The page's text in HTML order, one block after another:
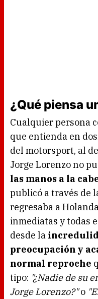
¿Qué piensa
Cualquier persona
que entienda en
del motorsport, al
Jorge Lorenzo no
las manos a la
publicó a través de
regresaba a
inmediatas y todas
desde la
preocupación y
normal reproche
tipo: "¿Nadie de su
Jorge Lorenzo?"o